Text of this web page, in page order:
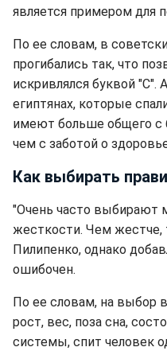
является примером для
По ее словам, в
прогибались так, что
искривлялся буквой "С".
египтянах, которые
имеют больше общего с
чем с заботой о
Как выбирать
"Очень часто выбирают
жесткости. Чем жестче,
Пилипенко, однако
ошибочен.
По ее словам, на выбор
рост, вес, поза сна,
системы, спит человек